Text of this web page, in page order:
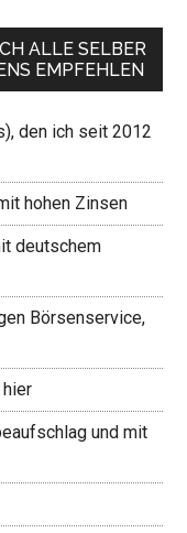
ALLE SELBER
EMPFEHLEN
den ich seit 2012
hohen Zinsen
deutschem
Börsenservice,
und mit